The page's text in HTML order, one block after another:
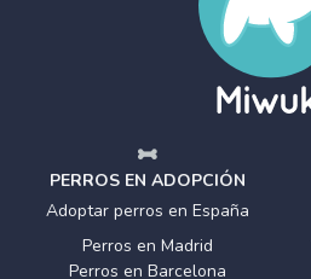
PERROS EN ADOPCIÓN
Adoptar perros en España
Perros en Madrid
Perros en Barcelona